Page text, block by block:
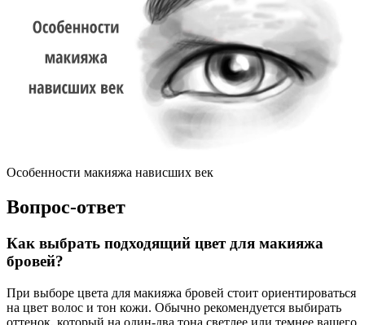
Особенности макияжа нависших век
Вопрос-ответ
Как выбрать подходящий цвет для макияжа
бровей?
При выборе цвета для макияжа бровей стоит ориентироваться
на цвет волос и тон кожи. Обычно рекомендуется выбирать
оттенок, который на один-два тона светлее или темнее вашего